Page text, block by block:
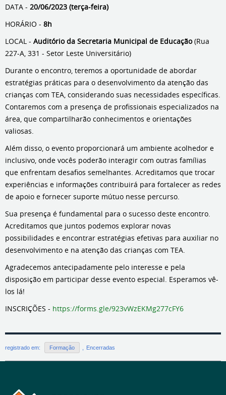
DATA - 20/06/2023 (terça-feira)
HORÁRIO - 8h
LOCAL - Auditório da Secretaria Municipal de Educação(Rua
227-A, 331 - Setor Leste Universitário)
Durante o encontro, teremos a oportunidade de abordar
estratégias práticas para o desenvolvimento da atenção das
crianças com TEA, considerando suas necessidades específicas.
Contaremos com a presença de profissionais especializados na
área, que compartilharão conhecimentos e orientações
valiosas.
Além disso, o evento proporcionará um ambiente acolhedor e
inclusivo, onde vocês poderão interagir com outras famílias
que enfrentam desafios semelhantes. Acreditamos que trocar
experiências e informações contribuirá para fortalecer as redes
de apoio e fornecer suporte mútuo nesse percurso.
Sua presença é fundamental para o sucesso deste encontro.
Acreditamos que juntos podemos explorar novas
possibilidades e encontrar estratégias efetivas para auxiliar no
desenvolvimento e na atenção das crianças com TEA.
Agradecemos antecipadamente pelo interesse e pela
disposição em participar desse evento especial. Esperamos vê-
los lá!
INSCRIÇÕES - https://forms.gle/923vWzEKMg277cFY6
registrado em: Formação Encerradas